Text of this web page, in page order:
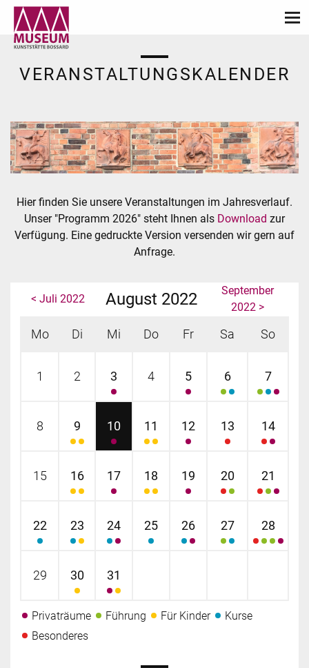
VERANSTALTUNGSKALENDER
Hier finden Sie unsere Veranstaltungen im Jahresverlauf.
Unser "Programm 2026" steht Ihnen als Download zur
Verfügung. Eine gedruckte Version versenden wir gern auf
Anfrage.
< Juli 2022 August 2022
September
2022 >
Mo Di Mi Do Fr Sa So
1 2 3 4 5 6 7
8 9 10 11 12 13 14
15 16 17 18 19 20 21
22 23 24 25 26 27 28
29 30 31
Privaträume Führung Für Kinder
Kurse
Besonderes